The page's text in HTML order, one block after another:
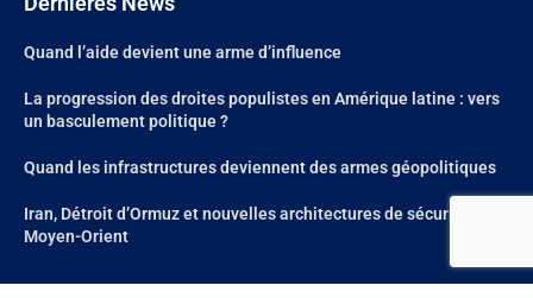
Quand l’aide devient une arme d’influence
La progression des droites populistes en Amérique latine : vers
un basculement politique ?
Quand les infrastructures deviennent des armes géopolitiques
Iran, Détroit d’Ormuz et nouvelles architectures de sécurité au
Moyen-Orient